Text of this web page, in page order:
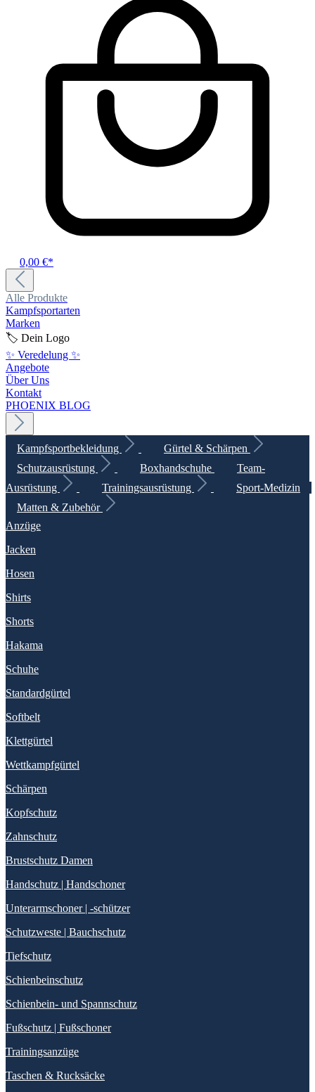
0,00 €*
Alle Produkte
Kampfsportarten
Marken
🏷️ Dein Logo
✨ Veredelung ✨
Angebote
Über Uns
Kontakt
PHOENIX BLOG
Kampfsportbekleidung
Gürtel & Schärpen
Schutzausrüstung
Boxhandschuhe
Team-
Ausrüstung
Trainingsausrüstung
Sport-Medizin
Matten & Zubehör
Anzüge
Jacken
Hosen
Shirts
Shorts
Hakama
Schuhe
Standardgürtel
Softbelt
Klettgürtel
Wettkampfgürtel
Schärpen
Kopfschutz
Zahnschutz
Brustschutz Damen
Handschutz | Handschoner
Unterarmschoner | -schützer
Schutzweste | Bauchschutz
Tiefschutz
Schienbeinschutz
Schienbein- und Spannschutz
Fußschutz | Fußschoner
Trainingsanzüge
Taschen & Rucksäcke